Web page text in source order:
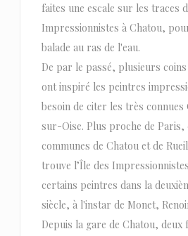
faites une escale sur les traces
Impressionnistes à Chatou,
balade au ras de l'eau.
De par le passé, plusieurs
ont inspiré les peintres
besoin de citer les très
sur-Oise. Plus proche de Paris,
communes de Chatou et de
trouve l’Île des
certains peintres dans la
siècle, à l'instar de Monet,
Depuis la gare de Chatou, deux